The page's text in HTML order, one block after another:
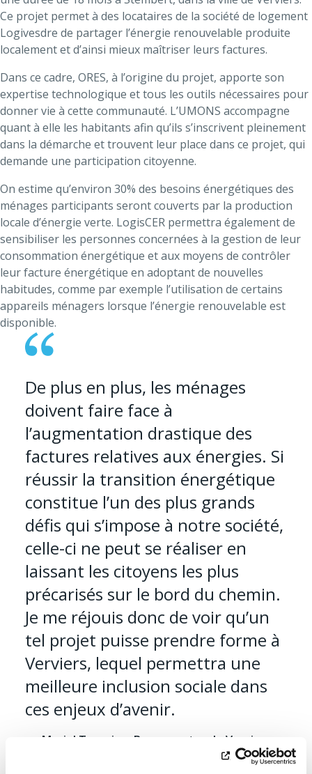
Ce projet permet à des locataires de la société de logement
Logivesdre de partager l’énergie renouvelable produite
localement et d’ainsi mieux maîtriser leurs factures.
Dans ce cadre, ORES, à l’origine du projet, apporte son
expertise technologique et tous les outils nécessaires pour
donner vie à cette communauté. L’UMONS accompagne
quant à elle les habitants afin qu’ils s’inscrivent pleinement
dans la démarche et trouvent leur place dans ce projet, qui
demande une participation citoyenne.
On estime qu’environ 30% des besoins énergétiques des
ménages participants seront couverts par la production
locale d’énergie verte. LogisCER permettra également de
sensibiliser les personnes concernées à la gestion de leur
consommation énergétique et aux moyens de contrôler
leur facture énergétique en adoptant de nouvelles
habitudes, comme par exemple l’utilisation de certains
appareils ménagers lorsque l’énergie renouvelable est
disponible.
De plus en plus, les ménages
doivent faire face à
l’augmentation drastique des
factures relatives aux énergies. Si
réussir la transition énergétique
constitue l’un des plus grands
défis qui s’impose à notre société,
celle-ci ne peut se réaliser en
laissant les citoyens les plus
précarisés sur le bord du chemin.
Je me réjouis donc de voir qu’un
tel projet puisse prendre forme à
Verviers, lequel permettra une
meilleure inclusion sociale dans
ces enjeux d’avenir.
Muriel Targnion, Bourgmestre de Verviers